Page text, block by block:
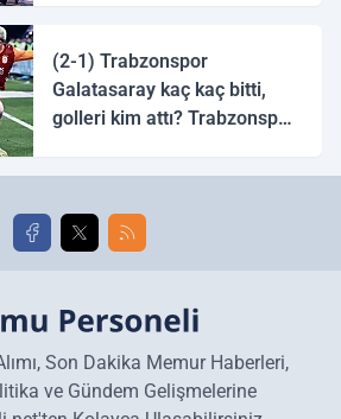
(2-1) Trabzonspor
Galatasaray kaç kaç bitti,
golleri kim attı? Trabzonspor
golleri!
Son Dakika Memur Haberleri,
ve Gündem Gelişmelerine